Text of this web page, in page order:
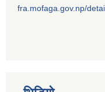
fra.mofaga.gov.np/